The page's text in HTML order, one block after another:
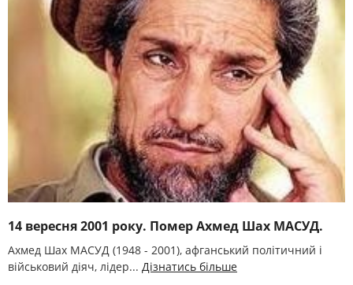
14 вересня 2001 року. Помер Ахмед Шах МАСУД.
Ахмед Шах МАСУД (1948 - 2001), афганський політичний і
військовий діяч, лідер... Дізнатись більше